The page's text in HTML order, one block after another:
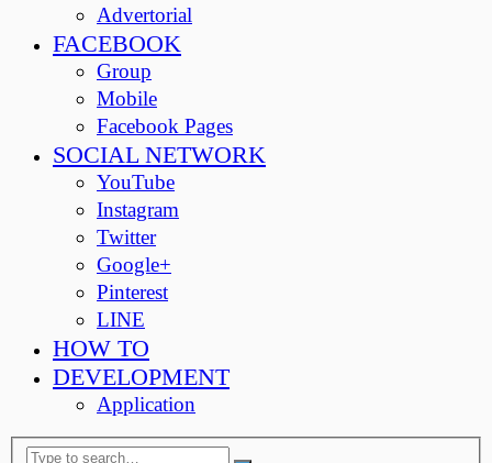
Advertorial
FACEBOOK
Group
Mobile
Facebook Pages
SOCIAL NETWORK
YouTube
Instagram
Twitter
Google+
Pinterest
LINE
HOW TO
DEVELOPMENT
Application